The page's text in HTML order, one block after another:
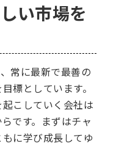
い市場を
常に最新で最善の
標としています。
こしていく会社は
です。まずはチャ
に学び成長してゆ